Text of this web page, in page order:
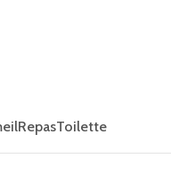
RepasToilette